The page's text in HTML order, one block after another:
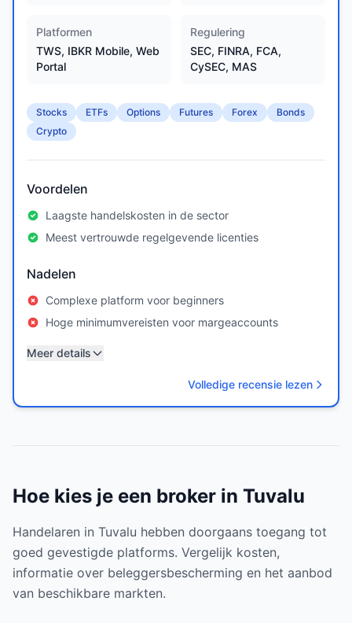
Platformen
TWS, IBKR Mobile, Web
Portal
Regulering
SEC, FINRA, FCA,
CySEC, MAS
Stocks ETFs Options Futures Forex
Bonds
Crypto
Voordelen
Laagste handelskosten in de sector
Meest vertrouwde regelgevende licenties
Nadelen
Complexe platform voor beginners
Hoge minimumvereisten voor margeaccounts
Meer details
Volledige recensie lezen
Hoe kies je een broker in Tuvalu
Handelaren in Tuvalu hebben doorgaans toegang tot
goed gevestigde platforms. Vergelijk kosten,
informatie over beleggersbescherming en het aanbod
van beschikbare markten.